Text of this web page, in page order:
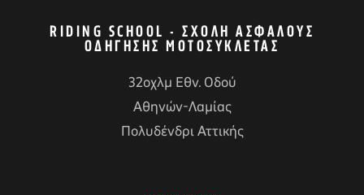
RIDING SCHOOL - ΣΧΟΛΉ ΑΣΦΑΛΟΎΣ
ΟΔΉΓΗΣΗΣ ΜΟΤΟΣΥΚΛΈΤΑΣ
32οχλμ Εθν. Οδού
Αθηνών-Λαμίας
Πολυδένδρι Αττικής